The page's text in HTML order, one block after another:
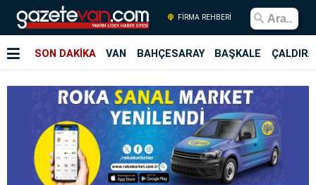
FİRMA REHBERİ
SON DAKİKA VAN BAHÇESARAY BAŞKALE